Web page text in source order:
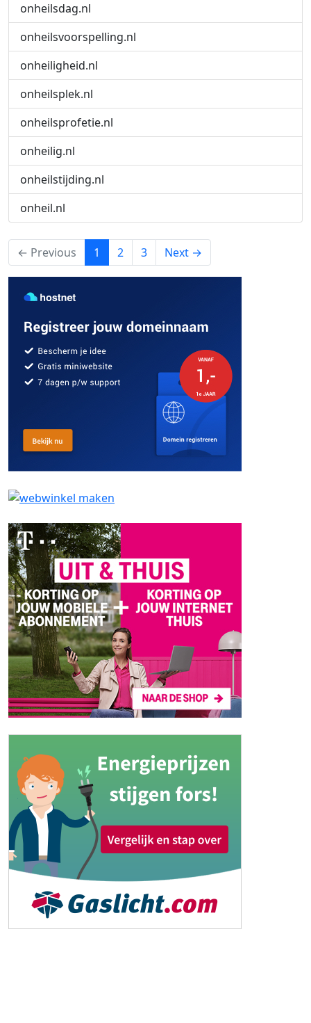
onheilsdag.nl
onheilsvoorspelling.nl
onheiligheid.nl
onheilsplek.nl
onheilsprofetie.nl
onheilig.nl
onheilstijding.nl
onheil.nl
← Previous 1 (current)
2 3 Next →